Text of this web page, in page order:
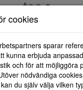
cookies
sparar
kunna erbjuda
och för att möjliggöra
nödvändiga
du själv välja vilken